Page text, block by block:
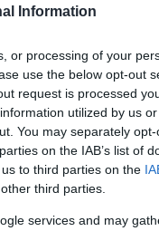
Information
or processing of your
use the below opt-out
request is processed
utilized by us
You may separately
on the IAB’s list of
to third parties on the
third parties.
services and may